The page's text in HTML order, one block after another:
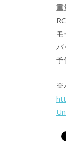
重
バ
予
※